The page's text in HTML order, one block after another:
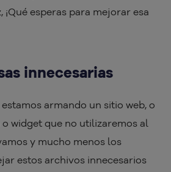
esperas para mejorar esa
innecesarias
armando un sitio web, o
widget que no utilizaremos al
y mucho menos los
estos archivos innecesarios